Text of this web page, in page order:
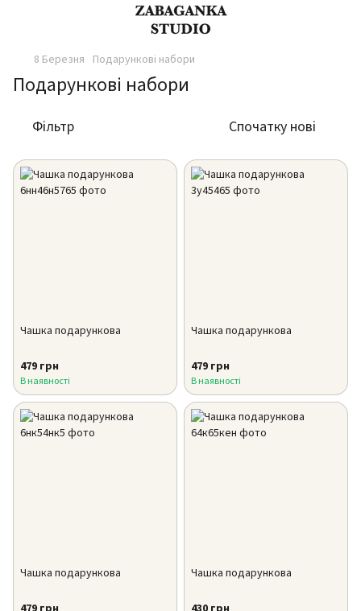
8 Березня Подарункові набори
Подарункові набори
Фільтр Спочатку нові
Чашка подарункова
479 грн
В наявності
Чашка подарункова
479 грн
В наявності
Чашка подарункова Чашка подарункова